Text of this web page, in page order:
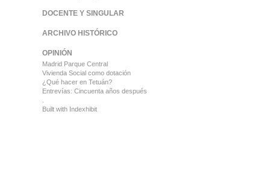
DOCENTE Y SINGULAR
ARCHIVO HISTÓRICO
OPINIÓN
Madrid Parque Central
Vivienda Social como dotación
¿Qué hacer en Tetuán?
Entrevías: Cincuenta años después
Built with Indexhibit